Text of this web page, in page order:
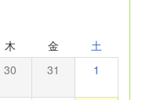
木 金 土
30 31 1